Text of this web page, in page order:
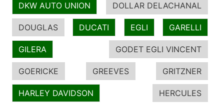
DKW AUTO UNION DOLLAR DELACHANAL
DOUGLAS DUCATI EGLI GARELLI
GILERA GODET EGLI VINCENT
GOERICKE GREEVES GRITZNER
HARLEY DAVIDSON HERCULES